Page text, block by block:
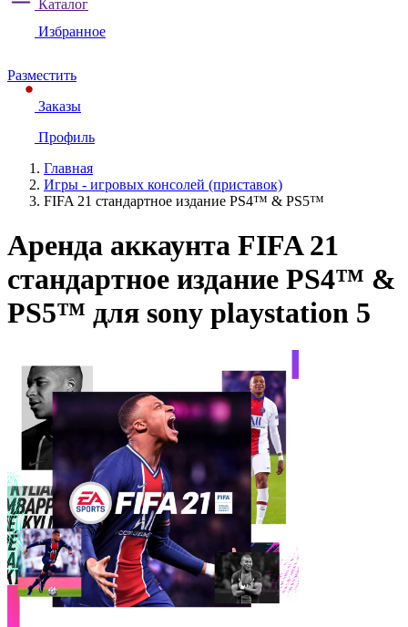
Каталог
Избранное
Разместить
Заказы
Профиль
Главная
Игры - игровых консолей (приставок)
FIFA 21 стандартное издание PS4™ & PS5™
Аренда аккаунта FIFA 21
стандартное издание PS4™ &
PS5™ для sony playstation 5